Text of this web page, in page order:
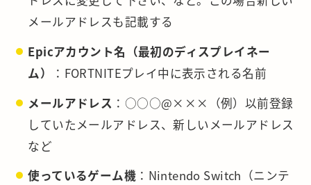
メールアドレスも記載する
Epicアカウント名（最初のディスプレイネー
ム）
：FORTNITEプレイ中に表示される名前
メールアドレス ：○○○@×××（例）以前登録
していたメールアドレス、新しいメールアドレス
など
使っているゲーム機 ：Nintendo Switch（ニンテ